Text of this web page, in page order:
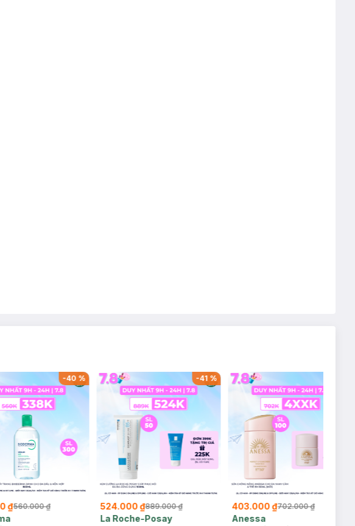
-40 %
₫560.000 ₫
-41 %
524.000 ₫889.000 ₫
La Roche-Posay
403.000 ₫702.000 ₫
Anessa